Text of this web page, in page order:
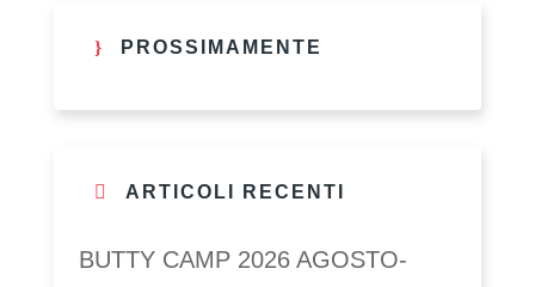
PROSSIMAMENTE
ARTICOLI RECENTI
BUTTY CAMP 2026 AGOSTO-